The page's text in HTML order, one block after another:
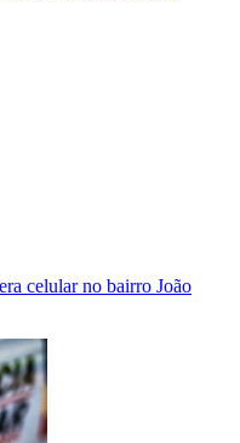
celular no bairro João